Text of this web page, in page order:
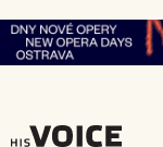
Přeskočit
na